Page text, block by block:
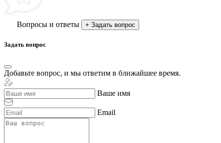
Вопросы и ответы + Задать вопрос
Задать вопрос
Добавьте вопрос, и мы ответим в ближайшее время.
Ваше имя
Email